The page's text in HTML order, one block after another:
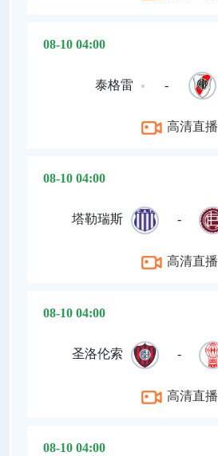
08-10 04:00
泰格雷 -
高清直播
08-10 04:00
塔勒瑞斯 -
高清直播
08-10 04:00
圣洛伦索 -
高清直播
08-10 04:00